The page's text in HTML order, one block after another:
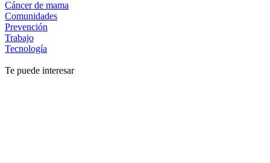
Cáncer de mama
Comunidades
Prevención
Trabajo
Tecnología
Te puede interesar